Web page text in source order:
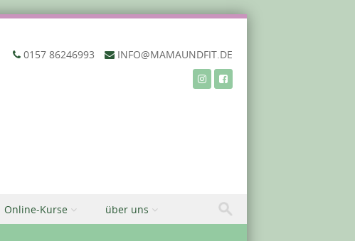
‭0157 86246993‬ INFO@MAMAUNDFIT.DE
Online-Kurse über uns